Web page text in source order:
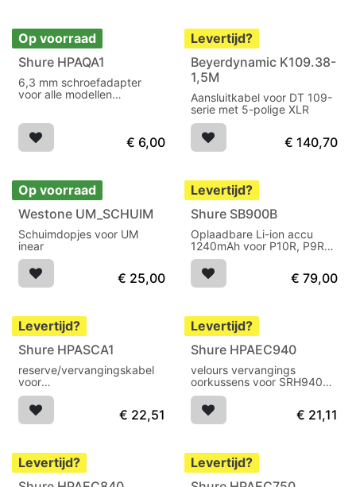
Op voorraad
Shure HPAQA1
6,3 mm schroefadapter
voor alle modellen
€ 6,00
Levertijd?
Beyerdynamic K109.38-
1,5M
Aansluitkabel voor DT 109-
serie met 5-polige XLR
€ 140,70
Op voorraad
Westone UM_SCHUIM
Schuimdopjes voor UM
inear
€ 25,00
Levertijd?
Uitverkocht
Shure SB900B
Oplaadbare Li-ion accu
1240mAh voor P10R, P9RA,
P3RA, ULXD en QLXD
€ 79,00
Levertijd?
Shure HPASCA1
reserve/vervangingskabel
voor
SRH440,SRH840,SRH940,SRH750DJ
€ 22,51
Levertijd?
Uitverkocht
Shure HPAEC940
velours vervangings
oorkussens voor SRH940
hoofdtelefoon
€ 21,11
Levertijd? Levertijd?